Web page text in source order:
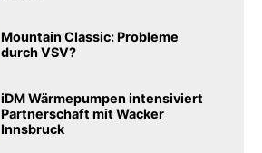
Mountain Classic: Probleme
durch VSV?
iDM Wärmepumpen intensiviert
Partnerschaft mit Wacker
Innsbruck